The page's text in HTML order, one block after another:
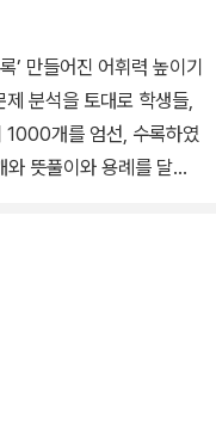
’ 만들어진 어휘력 높이기
분석을 토대로 학생들,
1000개를 엄선, 수록하였
. 순우리말 및 관용구 2
휘를 용례와 함께 수록
의어 등이 일목요연하게
문에 모르는 단어를 쉽게